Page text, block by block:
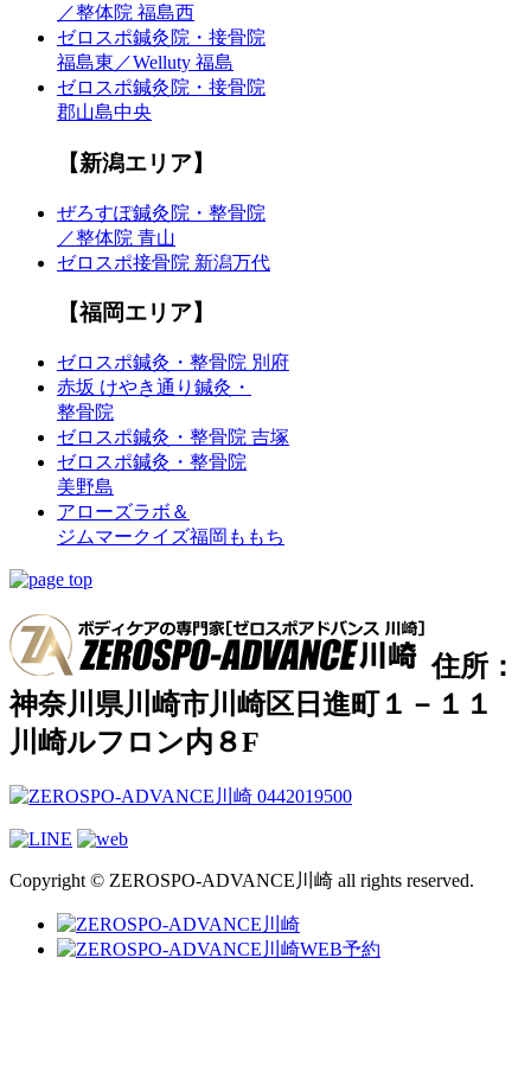
／整体院 福島西
ゼロスポ鍼灸院・接骨院
福島東／Welluty 福島
ゼロスポ鍼灸院・接骨院
郡山島中央
【新潟エリア】
ぜろすぽ鍼灸院・整骨院
／整体院 青山
ゼロスポ接骨院 新潟万代
【福岡エリア】
ゼロスポ鍼灸・整骨院 別府
赤坂 けやき通り鍼灸・
整骨院
ゼロスポ鍼灸・整骨院 吉塚
ゼロスポ鍼灸・整骨院
美野島
アローズラボ＆
ジムマークイズ福岡ももち
住所：
神奈川県川崎市川崎区日進町１－１１
川崎ルフロン内８F
Copyright © ZEROSPO-ADVANCE川崎 all rights reserved.